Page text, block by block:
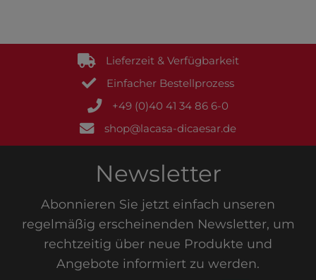
Lieferzeit & Verfügbarkeit
Einfacher Bestellprozess
+49 (0)40 41 34 86 6-0
shop@lacasa-dicaesar.de
Newsletter
Abonnieren Sie jetzt einfach unseren
regelmäßig erscheinenden Newsletter, um
rechtzeitig über neue Produkte und
Angebote informiert zu werden.